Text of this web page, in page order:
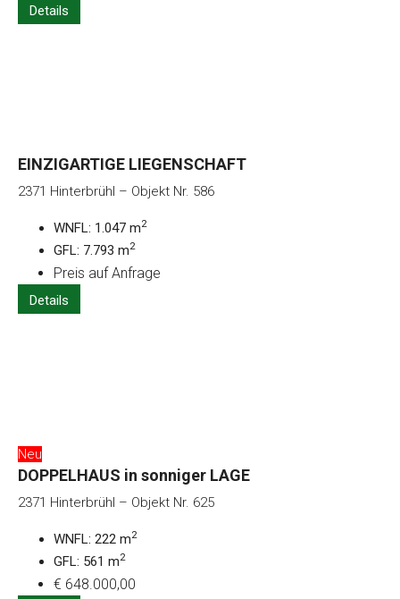
Details
EINZIGARTIGE LIEGENSCHAFT
2371 Hinterbrühl – Objekt Nr. 586
WNFL: 1.047 m2
GFL: 7.793 m2
Preis auf Anfrage
Details
Neu
DOPPELHAUS in sonniger LAGE
2371 Hinterbrühl – Objekt Nr. 625
WNFL: 222 m2
GFL: 561 m2
€ 648.000,00